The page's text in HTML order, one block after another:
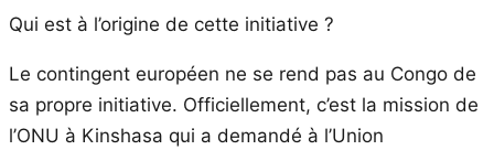
Qui est à l’origine de cette initiative ?
Le contingent européen ne se rend pas au Congo de
sa propre initiative. Officiellement, c’est la mission de
l’ONU à Kinshasa qui a demandé à l’Union